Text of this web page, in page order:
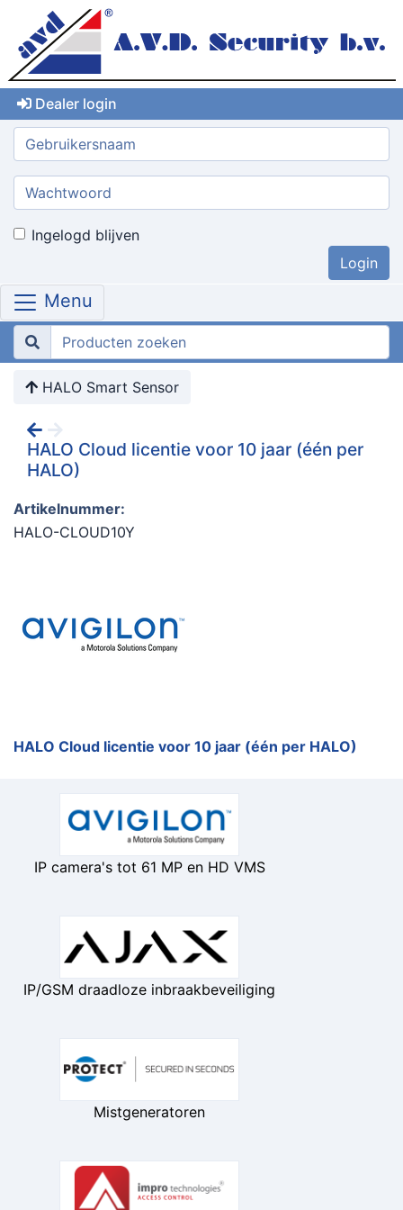
Dealer login
Gebruikersnaam:
Wachtwoord:
Ingelogd blijven
Menu
HALO Smart Sensor
HALO Cloud licentie voor 10 jaar (één per
HALO)
Artikelnummer:
HALO-CLOUD10Y
HALO Cloud licentie voor 10 jaar (één per HALO)
IP camera's tot 61 MP en HD VMS
IP/GSM draadloze inbraakbeveiliging
Mistgeneratoren